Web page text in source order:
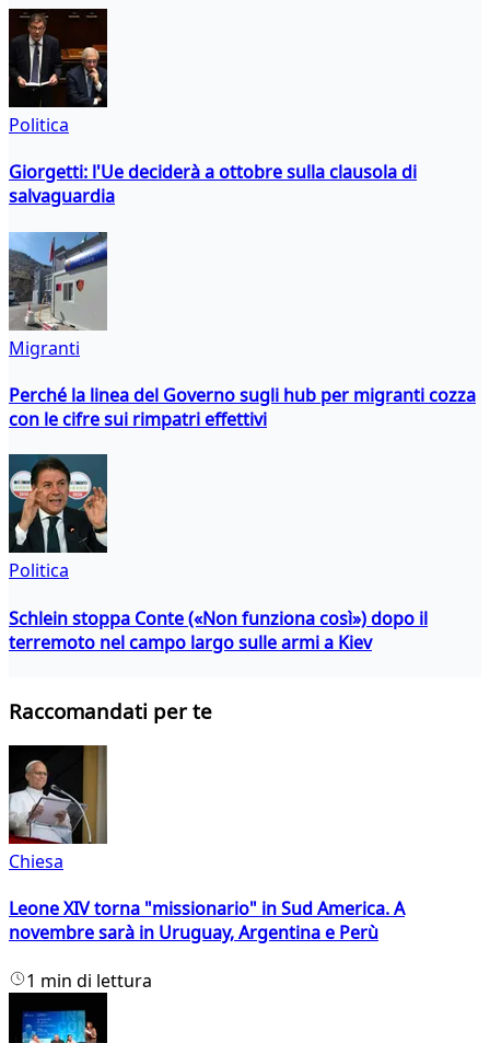
Politica
Giorgetti: l'Ue deciderà a ottobre sulla clausola di
salvaguardia
Migranti
Perché la linea del Governo sugli hub per migranti cozza
con le cifre sui rimpatri effettivi
Politica
Schlein stoppa Conte («Non funziona così») dopo il
terremoto nel campo largo sulle armi a Kiev
Raccomandati per te
Chiesa
Leone XIV torna "missionario" in Sud America. A
novembre sarà in Uruguay, Argentina e Perù
1 min di lettura